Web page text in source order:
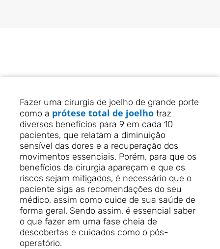
Fazer uma cirurgia de joelho de grande porte
como a prótese total de joelho traz
diversos benefícios para 9 em cada 10
pacientes, que relatam a diminuição
sensível das dores e a recuperação dos
movimentos essenciais. Porém, para que os
benefícios da cirurgia apareçam e que os
riscos sejam mitigados, é necessário que o
paciente siga as recomendações do seu
médico, assim como cuide de sua saúde de
forma geral. Sendo assim, é essencial saber
o que fazer em uma fase cheia de
descobertas e cuidados como o pós-
operatório.